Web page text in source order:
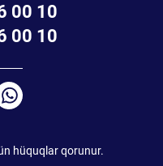
00 10
00 10
hüquqlar qorunur.